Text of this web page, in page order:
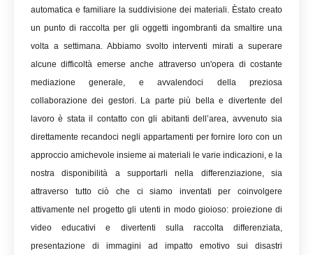
automatica e familiare la suddivisione dei materiali. Èstato creato
un punto di raccolta per gli oggetti ingombranti da smaltire una
volta a settimana. Abbiamo svolto interventi mirati a superare
alcune difficoltà emerse anche attraverso un'opera di costante
mediazione generale, e avvalendoci della preziosa
collaborazione dei gestori. La parte più bella e divertente del
lavoro è stata il contatto con gli abitanti dell’area, avvenuto sia
direttamente recandoci negli appartamenti per fornire loro con un
approccio amichevole insieme ai materiali le varie indicazioni, e la
nostra disponibilità a supportarli nella differenziazione, sia
attraverso tutto ciò che ci siamo inventati per coinvolgere
attivamente nel progetto gli utenti in modo gioioso: proiezione di
video educativi e divertenti sulla raccolta differenziata,
presentazione di immagini ad impatto emotivo sui disastri